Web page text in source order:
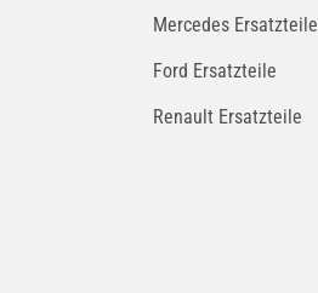
Mercedes Ersatzteile
Ford Ersatzteile
Renault Ersatzteile